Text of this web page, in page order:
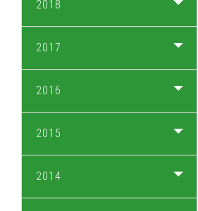
2018
2017
2016
2015
2014